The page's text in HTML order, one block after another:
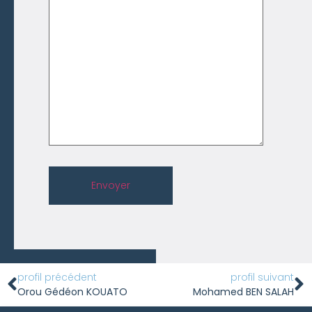
Envoyer
profil précédent
Orou Gédéon KOUATO
profil suivant
Mohamed BEN SALAH